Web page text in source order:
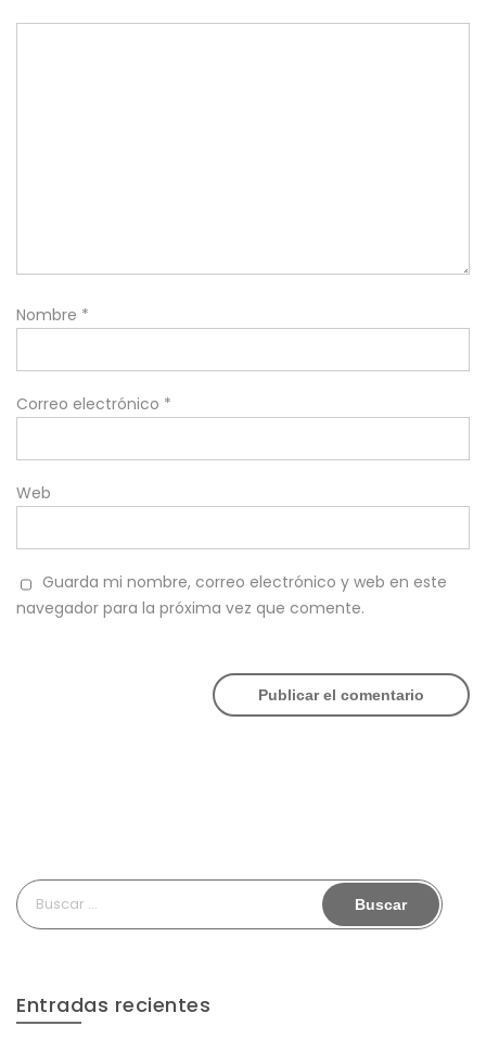
Nombre *
Correo electrónico *
Web
Guarda mi nombre, correo electrónico y web en este
navegador para la próxima vez que comente.
Buscar:
Entradas recientes